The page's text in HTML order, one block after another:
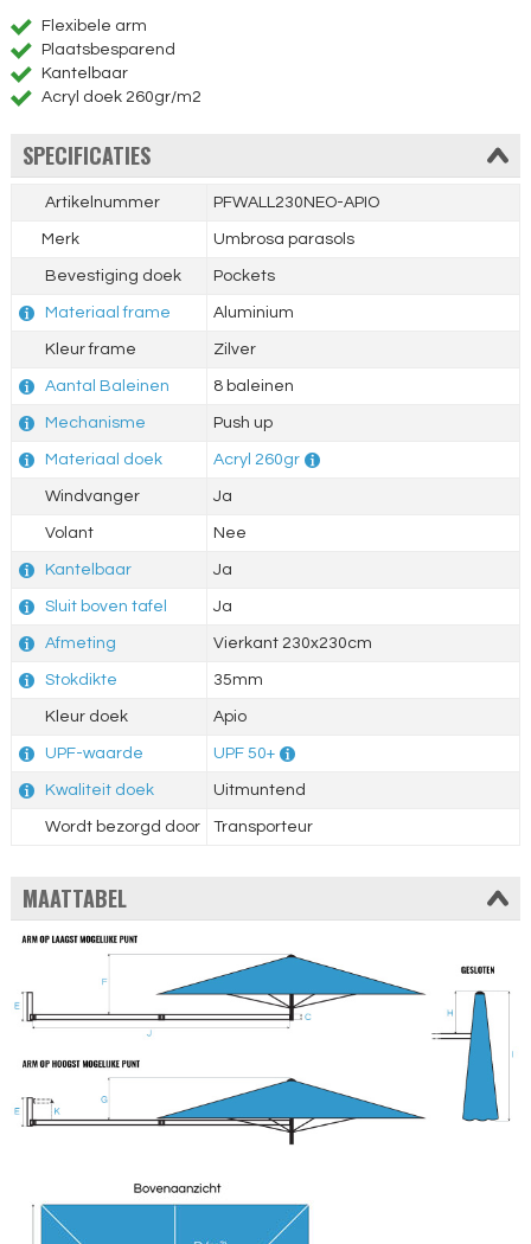
Flexibele arm
Plaatsbesparend
Kantelbaar
Acryl doek 260gr/m2
SPECIFICATIES
Artikelnummer PFWALL230NEO-APIO
Merk Umbrosa parasols
Bevestiging doek Pockets
Materiaal frame Aluminium
Kleur frame Zilver
Aantal Baleinen 8 baleinen
Mechanisme Push up
Materiaal doek Acryl 260gr
Windvanger Ja
Volant Nee
Kantelbaar Ja
Sluit boven tafel Ja
Afmeting Vierkant 230x230cm
Stokdikte 35mm
Kleur doek Apio
UPF-waarde UPF 50+
Kwaliteit doek Uitmuntend
Wordt bezorgd door Transporteur
MAATTABEL